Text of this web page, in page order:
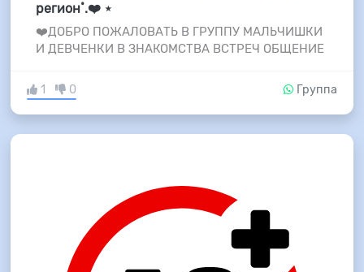
регион˚.❤️ ⋆
❤️ДОБРО ПОЖАЛОВАТЬ В ГРУППУ МАЛЬЧИШКИ
И ДЕВЧЕНКИ В ЗНАКОМСТВА ВСТРЕЧ ОБЩЕНИЕ
1 0 Группа